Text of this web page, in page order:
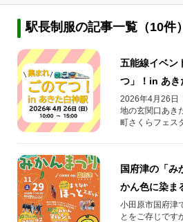
駅長制服の記事一覧（10件）
五能線イベン
つ」！in あき
2026年4月26日
地の玄関口あき
町さくらフェス
国府津の「み
かん色に染ま
催！
小田原市国府津
とをご存じです